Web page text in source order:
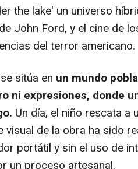
the lake' un universo
John Ford, y el cine de
del terror americano.
sitúa en un mundo
ni expresiones, donde
Un día, el niño rescata a
de la obra ha sido
portátil y sin el uso de
un proceso artesanal.